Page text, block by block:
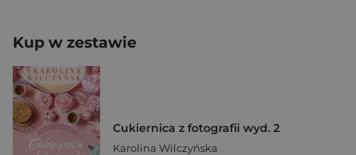
Kup w zestawie
Cukiernica z fotografii wyd. 2
Karolina Wilczyńska